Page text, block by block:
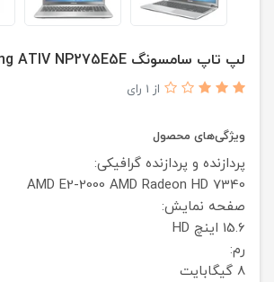
لپ تاپ سامسونگ Samsung ATIV NP275E5E
از 1 رای
ویژگی‌های محصول
پردازنده و پردازنده گرافیکی:
AMD E2-2000 AMD Radeon HD 7340
صفحه نمایش:
15.6 اینچ HD
رم:
8 گیگابایت